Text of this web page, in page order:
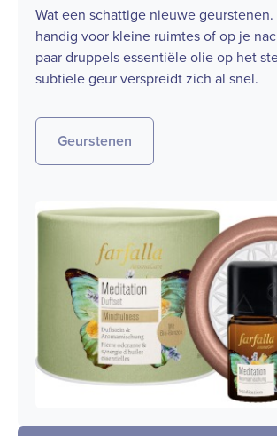
Wat een schattige nieuwe
handig voor kleine ruimtes of op je
paar druppels essentiële olie op het
subtiele geur verspreidt zich al snel.
Geurstenen